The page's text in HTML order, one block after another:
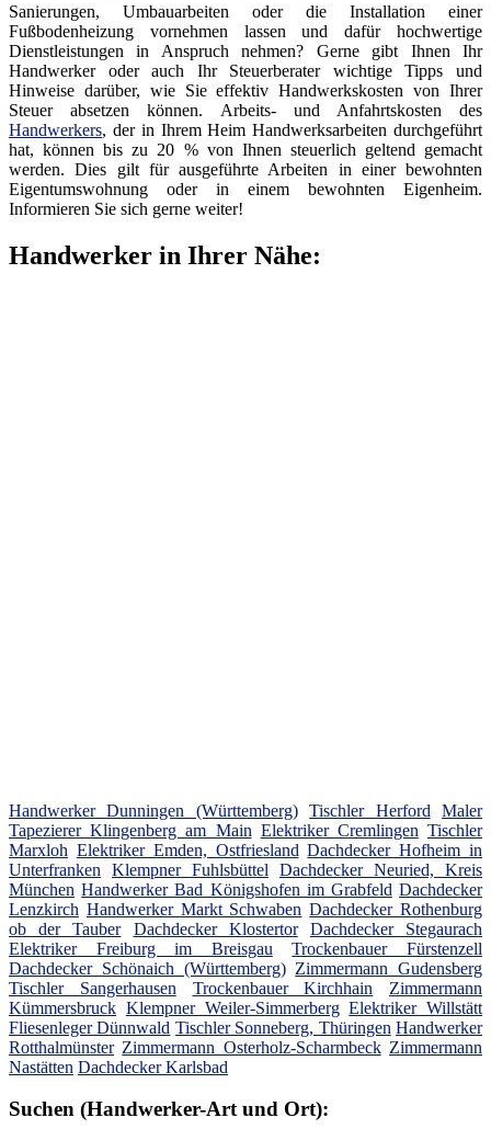
Sanierungen, Umbauarbeiten oder die Installation einer
Fußbodenheizung vornehmen lassen und dafür hochwertige
Dienstleistungen in Anspruch nehmen? Gerne gibt Ihnen Ihr
Handwerker oder auch Ihr Steuerberater wichtige Tipps und
Hinweise darüber, wie Sie effektiv Handwerkskosten von Ihrer
Steuer absetzen können. Arbeits- und Anfahrtskosten des
Handwerkers, der in Ihrem Heim Handwerksarbeiten durchgeführt
hat, können bis zu 20 % von Ihnen steuerlich geltend gemacht
werden. Dies gilt für ausgeführte Arbeiten in einer bewohnten
Eigentumswohnung oder in einem bewohnten Eigenheim.
Informieren Sie sich gerne weiter!
Handwerker in Ihrer Nähe:
Handwerker Dunningen (Württemberg) Tischler Herford
Maler
Tapezierer Klingenberg am Main Elektriker Cremlingen Tischler
Marxloh Elektriker Emden, Ostfriesland Dachdecker Hofheim in
Unterfranken
Klempner Fuhlsbüttel
Dachdecker Neuried, Kreis
München Handwerker Bad Königshofen im Grabfeld Dachdecker
Lenzkirch Handwerker Markt Schwaben Dachdecker Rothenburg
ob der Tauber
Dachdecker Klostertor
Dachdecker Stegaurach
Elektriker Freiburg im Breisgau
Trockenbauer Fürstenzell
Dachdecker Schönaich (Württemberg) Zimmermann Gudensberg
Tischler Sangerhausen
Trockenbauer Kirchhain
Zimmermann
Kümmersbruck Klempner Weiler-Simmerberg Elektriker Willstätt
Fliesenleger Dünnwald Tischler Sonneberg, Thüringen Handwerker
Rotthalmünster Zimmermann Osterholz-Scharmbeck Zimmermann
Nastätten Dachdecker Karlsbad
Suchen (Handwerker-Art und Ort):